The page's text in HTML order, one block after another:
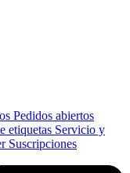
Pedidos abiertos
etiquetas Servicio y
Suscripciones